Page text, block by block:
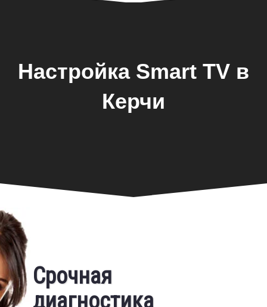
Настройка Smart TV в
Керчи
Срочная
диагностика
Бесплатный выезд
Фирменная гарантия
Предоставляем фирменную